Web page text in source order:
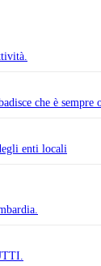
che è sempre
enti locali